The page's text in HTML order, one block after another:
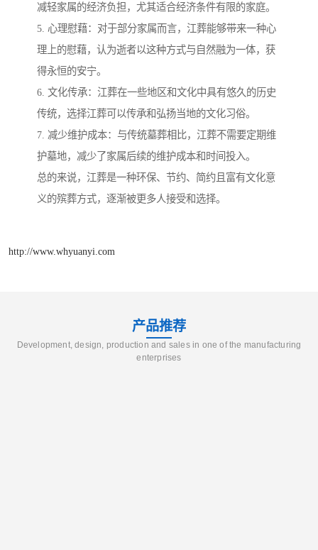
减轻家属的经济负担，尤其适合经济条件有限的家庭。
5. 心理慰藉：对于部分家属而言，江葬能够带来一种心
理上的慰藉，认为逝者以这种方式与自然融为一体，获
得永恒的安宁。
6. 文化传承：江葬在一些地区和文化中具有悠久的历史
传统，选择江葬可以传承和弘扬当地的文化习俗。
7. 减少维护成本：与传统墓葬相比，江葬不需要定期维
护墓地，减少了家属后续的维护成本和时间投入。
总的来说，江葬是一种环保、节约、简约且富有文化意
义的殡葬方式，逐渐被更多人接受和选择。
http://www.whyuanyi.com
产品推荐
Development, design, production and sales in one of the manufacturing
enterprises